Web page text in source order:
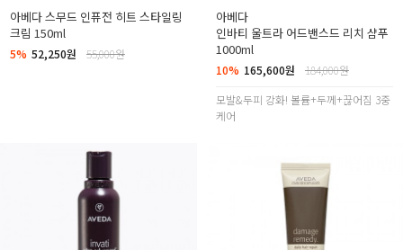
아베다 스무드 인퓨전 히트 스타일링
크림 150ml
5% 52,250원 55,000원
아베다
인바티 울트라 어드밴스드 리치 샴푸
1000ml
10% 165,600원
184,000원
모발&두피 강화! 볼륨+두께+끊어짐 3중
케어